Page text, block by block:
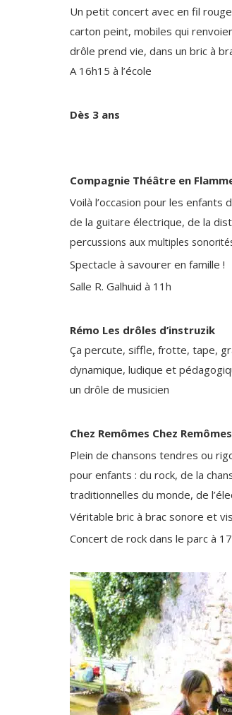
Un petit concert avec en fil
carton peint, mobiles qui
drôle prend vie, dans un bric à
A 16h15 à l’école
Dès 3 ans
Compagnie Théâtre en
Voilà l’occasion pour les
de la guitare électrique, de la
percussions aux multiples
Spectacle à savourer en famille !
Salle R. Galhuid à 11h
Rémo Les drôles d’instruzik
Ça percute, siffle, frotte, tape,
dynamique, ludique et
un drôle de musicien
Chez Remômes Chez Remômes
Plein de chansons tendres ou
pour enfants : du rock, de la
traditionnelles du monde, de
Véritable bric à brac sonore et
Concert de rock dans le parc à